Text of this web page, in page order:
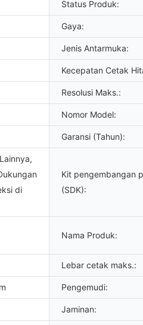
Status Produk:
Gaya:
Jenis Antarmuka:
Kecepatan Cetak
Resolusi Maks.:
Nomor Model:
Garansi (Tahun):
di
Kit pengembangan
(SDK):
Nama Produk:
Lebar cetak maks.:
Pengemudi:
Jaminan: